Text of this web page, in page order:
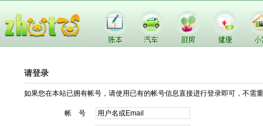
请登录
如果您在本站已拥有帐号，请使用已有的帐号信息直接进行登录即可，不需
帐 号